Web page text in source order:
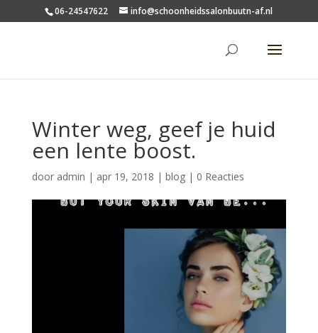
06-24547622 info@schoonheidssalonbuutn-af.nl
Winter weg, geef je huid
een lente boost.
door admin | apr 19, 2018 | blog| 0 Reacties